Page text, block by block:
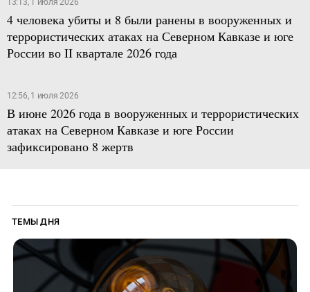
13:13, 1 июля 2026
4 человека убиты и 8 были ранены в вооруженных и
террористических атаках на Северном Кавказе и юге
России во II квартале 2026 года
12:56, 1 июля 2026
В июне 2026 года в вооруженных и террористических
атаках на Северном Кавказе и юге России
зафиксировано 8 жертв
ТЕМЫ ДНЯ